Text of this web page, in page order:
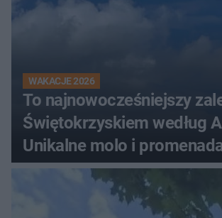
WAKACJE 2026
To najnowocześniejszy
Świętokrzyskiem według
Unikalne molo i